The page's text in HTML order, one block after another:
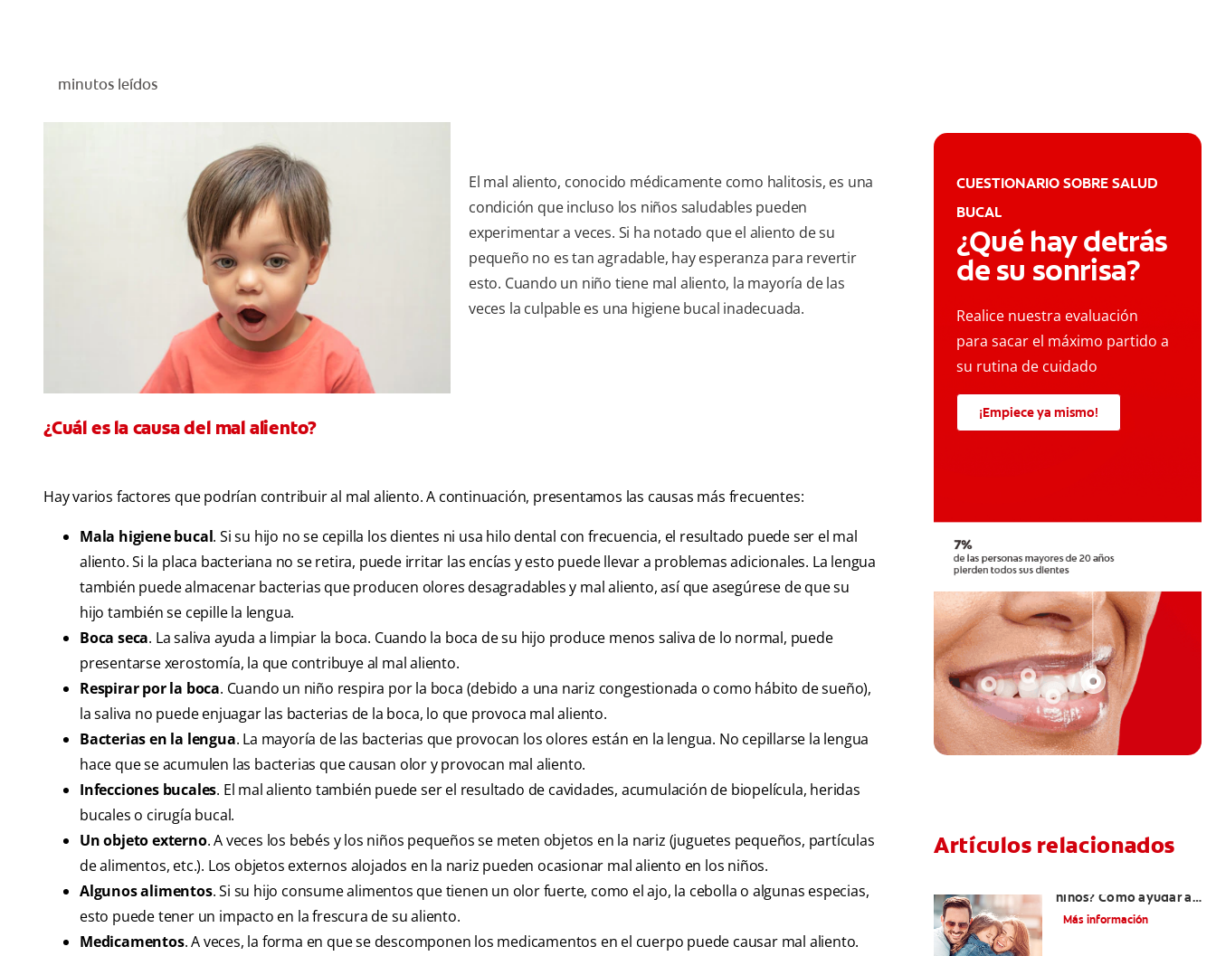
minutos leídos
El mal aliento, conocido médicamente como halitosis, es una
condición que incluso los niños saludables pueden
experimentar a veces. Si ha notado que el aliento de su
pequeño no es tan agradable, hay esperanza para revertir
esto. Cuando un niño tiene mal aliento, la mayoría de las
veces la culpable es una higiene bucal inadecuada.
¿Cuál es la causa del mal aliento?
Hay varios factores que podrían contribuir al mal aliento. A continuación, presentamos las causas más frecuentes:
Mala higiene bucal. Si su hijo no se cepilla los dientes ni usa hilo dental con frecuencia, el resultado puede ser el mal
aliento. Si la placa bacteriana no se retira, puede irritar las encías y esto puede llevar a problemas adicionales. La lengua
también puede almacenar bacterias que producen olores desagradables y mal aliento, así que asegúrese de que su
hijo también se cepille la lengua.
Boca seca. La saliva ayuda a limpiar la boca. Cuando la boca de su hijo produce menos saliva de lo normal, puede
presentarse xerostomía, la que contribuye al mal aliento.
Respirar por la boca. Cuando un niño respira por la boca (debido a una nariz congestionada o como hábito de sueño),
la saliva no puede enjuagar las bacterias de la boca, lo que provoca mal aliento.
Bacterias en la lengua. La mayoría de las bacterias que provocan los olores están en la lengua. No cepillarse la lengua
hace que se acumulen las bacterias que causan olor y provocan mal aliento.
Infecciones bucales. El mal aliento también puede ser el resultado de cavidades, acumulación de biopelícula, heridas
bucales o cirugía bucal.
Un objeto externo. A veces los bebés y los niños pequeños se meten objetos en la nariz (juguetes pequeños, partículas
de alimentos, etc.). Los objetos externos alojados en la nariz pueden ocasionar mal aliento en los niños.
Algunos alimentos. Si su hijo consume alimentos que tienen un olor fuerte, como el ajo, la cebolla o algunas especias,
esto puede tener un impacto en la frescura de su aliento.
Medicamentos. A veces, la forma en que se descomponen los medicamentos en el cuerpo puede causar mal aliento.
CUESTIONARIO SOBRE SALUD
BUCAL
¿Qué hay detrás
de su sonrisa?
Realice nuestra evaluación
para sacar el máximo partido a
su rutina de cuidado
¡Empiece ya mismo!
Artículos relacionados
niños? Cómo ayudar a
tus pequeños en el
Más información